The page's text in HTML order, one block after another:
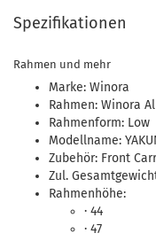
Spezifikationen
Rahmen und mehr
Marke: Winora
Rahmen: Winora
Rahmenform: Low
Modellname:
Zubehör: Front
Zul.
Rahmenhöhe:
· 44
· 47